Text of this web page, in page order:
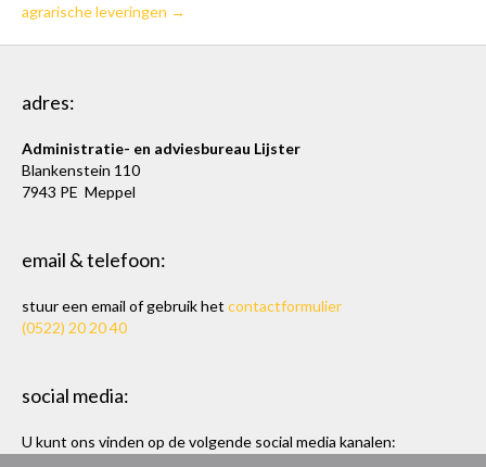
agrarische leveringen →
adres:
Administratie- en adviesbureau Lijster
Blankenstein 110
7943 PE Meppel
email & telefoon:
stuur een email of gebruik het contactformulier
(0522) 20 20 40
social media:
U kunt ons vinden op de volgende social media kanalen: